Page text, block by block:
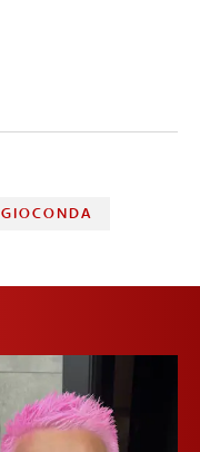
GIOCONDA